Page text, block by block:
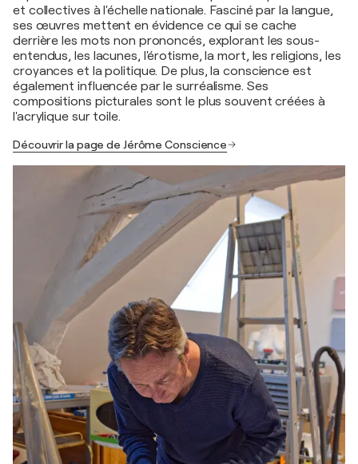
et collectives à l'échelle nationale. Fasciné par la langue,
ses œuvres mettent en évidence ce qui se cache
derrière les mots non prononcés, explorant les sous-
entendus, les lacunes, l'érotisme, la mort, les religions, les
croyances et la politique. De plus, la conscience est
également influencée par le surréalisme. Ses
compositions picturales sont le plus souvent créées à
l'acrylique sur toile.
Découvrir la page de Jérôme Conscience